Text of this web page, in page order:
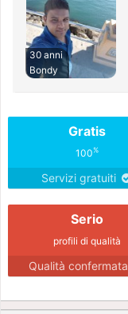
30 anni
Bondy
Gratis
100%
Servizi gratuiti
Serio
profili di qualità
Qualità confermata